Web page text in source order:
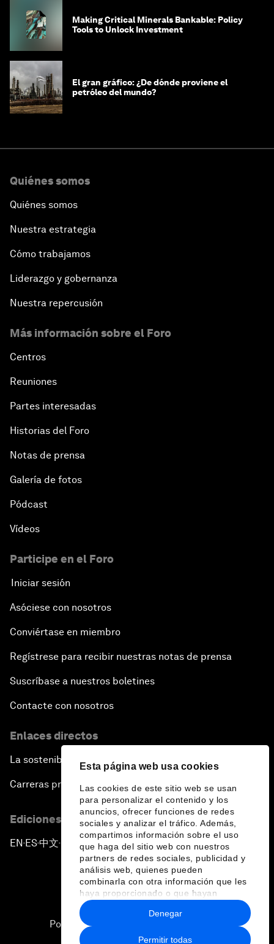
Esta página web usa cookies
Las cookies de este sitio web se usan
para personalizar el contenido y los
anuncios, ofrecer funciones de redes
sociales y analizar el tráfico. Además,
compartimos información sobre el uso
que haga del sitio web con nuestros
partners de redes sociales, publicidad y
análisis web, quienes pueden
combinarla con otra información que les
haya proporcionado o que hayan
recopilado a partir del uso que haya
hecho de sus servicios.
Permitir todas
Denegar
Making Critical Minerals Bankable: Policy
Tools to Unlock Investment
El gran gráfico: ¿De dónde proviene el
petróleo del mundo?
Quiénes somos
Quiénes somos
Nuestra estrategia
Cómo trabajamos
Liderazgo y gobernanza
Nuestra repercusión
Más información sobre el Foro
Centros
Reuniones
Partes interesadas
Historias del Foro
Notas de prensa
Galería de fotos
Pódcast
Vídeos
Participe en el Foro
Iniciar sesión
Asóciese con nosotros
Conviértase en miembro
Regístrese para recibir nuestras notas de prensa
Suscríbase a nuestros boletines
Contacte con nosotros
Enlaces directos
La sostenibilidad en el Foro
Carreras profesionales
Ediciones en otros idiomas
EN ▪ ES▪中文▪ 日本語
Política de privacidad y normas de uso